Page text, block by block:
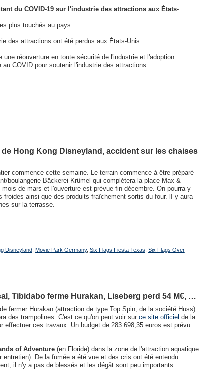
du COVID-19 sur l'industrie des attractions aux États-
plus touchés au pays
des attractions ont été perdus aux États-Unis
une réouverture en toute sécurité de l'industrie et l'adoption
COVID pour soutenir l'industrie des attractions.
Hong Kong Disneyland, accident sur les chaises
commence cette semaine. Le terrain commence à être préparé
boulangerie Bäckerei Krümel qui complétera la place Max &
de mars et l'ouverture est prévue fin décembre. On pourra y
ainsi que des produits fraîchement sortis du four. lI y aura
sur la terrasse.
Disneyland Movie Park Germany, Six Flags Fiesta Texas Six Flags Over
Tibidabo ferme Hurakan, Liseberg perd 54 M€, …
fermer Hurakan (attraction de type Top Spin, de la société Huss)
des trampolines. C'est ce qu'on peut voir sur ce site officiel de la
effectuer ces travaux. Un budget de 283.698,35 euros est prévu
of Adventure(en Floride) dans la zone de l'attraction aquatique
entretien). De la fumée a été vue et des cris ont été entendu.
il n'y a pas de blessés et les dégât sont peu importants.